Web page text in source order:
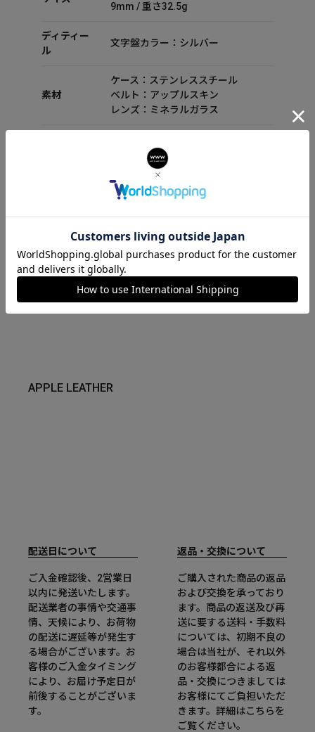
9mm / 重さ32.5g
ディティー
ル
文字盤カラー：シルバー
素材
ケース：ステンレススチール
ベルト：アップルスキン
レンズ：ミネラルガラス
防水性能：日常生活防水
機能：工具不要でベルト替え可能な
イージークリック仕様
ラグ幅：18mm
APPLE LEATHER
配送日について
ご入金確認後、2営業日
以内に発送いたします。
配送業者の事情や交通事
情、天候により、お荷物
の配送に遅延等が発生す
る場合がございます。お
客様のご入金タイミング
により、お届け予定日が
前後することがございま
す。
返品・交換について
ご購入された商品の返品
および交換を承っており
ます。商品の返送及び再
送に要する送料・手数料
については、初期不良の
場合は当社が、それ以外
のお客様都合による返
品・交換につきましては
お客様にてご負担いただ
きます。詳細はこちらを
ご覧ください。